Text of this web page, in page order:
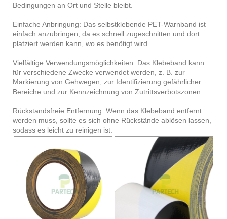
Bedingungen an Ort und Stelle bleibt.
Einfache Anbringung: Das selbstklebende PET-Warnband ist
einfach anzubringen, da es schnell zugeschnitten und dort
platziert werden kann, wo es benötigt wird.
Vielfältige Verwendungsmöglichkeiten: Das Klebeband kann
für verschiedene Zwecke verwendet werden, z. B. zur
Markierung von Gehwegen, zur Identifizierung gefährlicher
Bereiche und zur Kennzeichnung von Zutrittsverbotszonen.
Rückstandsfreie Entfernung: Wenn das Klebeband entfernt
werden muss, sollte es sich ohne Rückstände ablösen lassen,
sodass es leicht zu reinigen ist.